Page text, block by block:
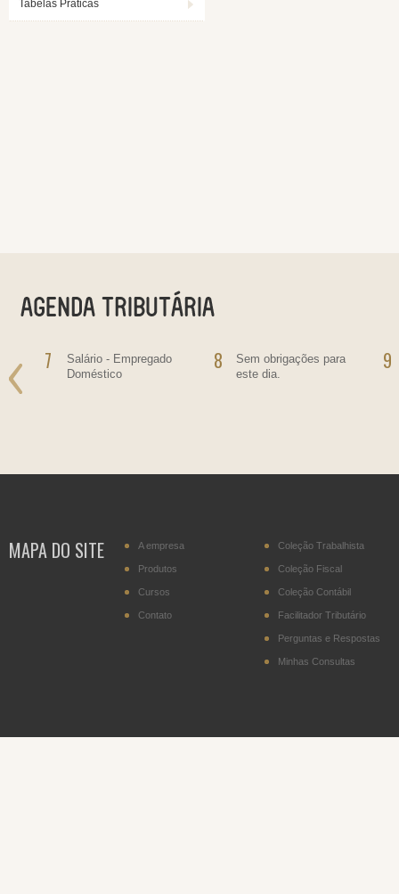
Tabelas Práticas
7
Salário - Empregado
Doméstico
8
Sem obrigações para
este dia.
9
MAPA DO SITE A empresa
Produtos
Cursos
Contato
Coleção Trabalhista
Coleção Fiscal
Coleção Contábil
Facilitador Tributário
Perguntas e Respostas
Minhas Consultas